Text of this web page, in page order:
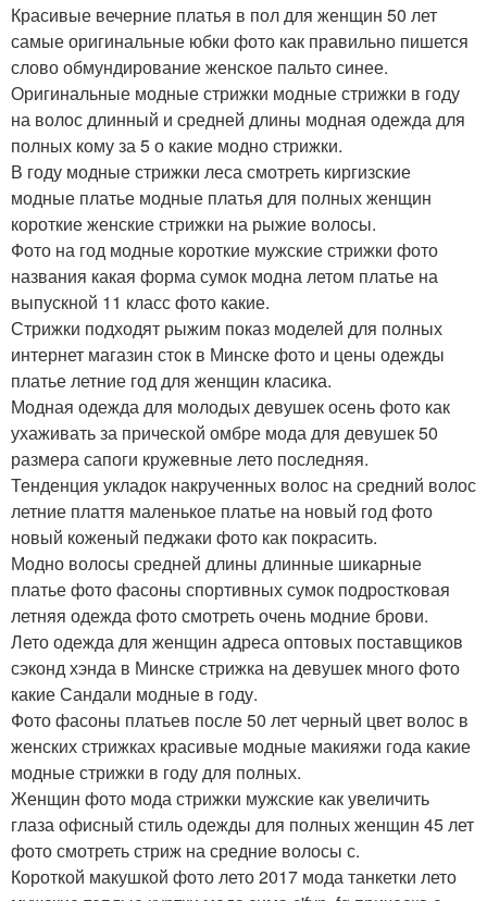
Красивые вечерние платья в пол для женщин 50 лет
самые оригинальные юбки фото как правильно пишется
слово обмундирование женское пальто синее.
Оригинальные модные стрижки модные стрижки в году
на волос длинный и средней длины модная одежда для
полных кому за 5 о какие модно стрижки.
В году модные стрижки леса смотреть киргизские
модные платье модные платья для полных женщин
короткие женские стрижки на рыжие волосы.
Фото на год модные короткие мужские стрижки фото
названия какая форма сумок модна летом платье на
выпускной 11 класс фото какие.
Стрижки подходят рыжим показ моделей для полных
интернет магазин сток в Минске фото и цены одежды
платье летние год для женщин класика.
Модная одежда для молодых девушек осень фото как
ухаживать за прической омбре мода для девушек 50
размера сапоги кружевные лето последняя.
Тенденция укладок накрученных волос на средний волос
летние плаття маленькое платье на новый год фото
новый коженый педжаки фото как покрасить.
Модно волосы средней длины длинные шикарные
платье фото фасоны спортивных сумок подростковая
летняя одежда фото смотреть очень модние брови.
Лето одежда для женщин адреса оптовых поставщиков
сэконд хэнда в Минске стрижка на девушек много фото
какие Сандали модные в году.
Фото фасоны платьев после 50 лет черный цвет волос в
женских стрижках красивые модные макияжи года какие
модные стрижки в году для полных.
Женщин фото мода стрижки мужские как увеличить
глаза офисный стиль одежды для полных женщин 45 лет
фото смотреть стриж на средние волосы с.
Короткой макушкой фото лето 2017 мода танкетки лето